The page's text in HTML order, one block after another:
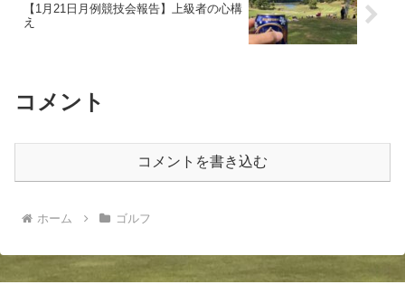
【1月21日月例競技会報告】上級者の心構
え
コメント
コメントを書き込む
ホーム ゴルフ